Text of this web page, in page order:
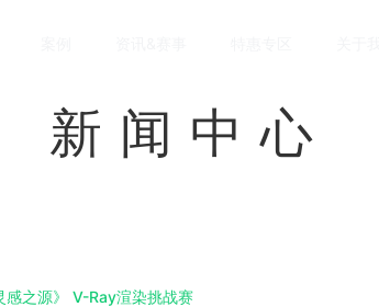
新闻中心
之源》 V-Ray渲染挑战赛